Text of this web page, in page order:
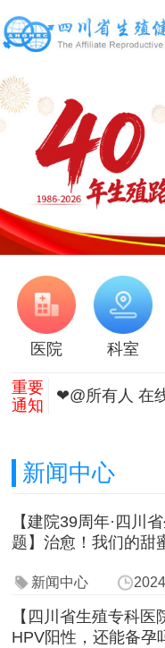
医院 科室
重要
通知
❤@所有人 在
新闻中心
【建院39周年·四川
题】治愈！我们的甜
新闻中心
【四川省生殖专科医
HPV阳性，还能备孕